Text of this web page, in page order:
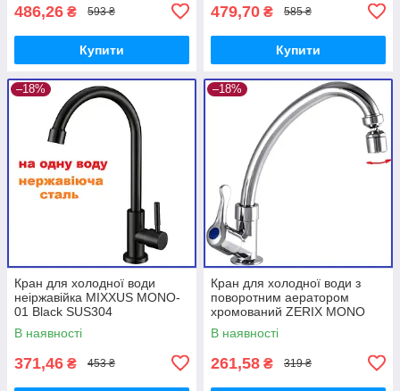
486,26 ₴ 593 ₴
Купити
479,70 ₴ 585 ₴
Купити
–18%
Кран для холодної води
неіржавійка MIXXUS MONO-
01 Black SUS304
В наявності
371,46 ₴ 453 ₴
–18%
Кран для холодної води з
поворотним аератором
хромований ZERIX MONO
018 Chrome (ZX2861)
В наявності
261,58 ₴ 319 ₴